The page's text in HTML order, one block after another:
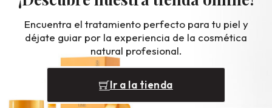
de agricultura ecológica, que no se hayan
utilizado fertilizantes o herbicidas químicos en la
tierra, que no incluyan conservantes, colorantes o
compuestos sintéticos…etc.
En cualquier caso, descubrirás multitud
Encuentra el tratamiento perfecto para tu piel y
déjate guiar por la experiencia de la cosmética
natural profesional.
Ir a la tienda